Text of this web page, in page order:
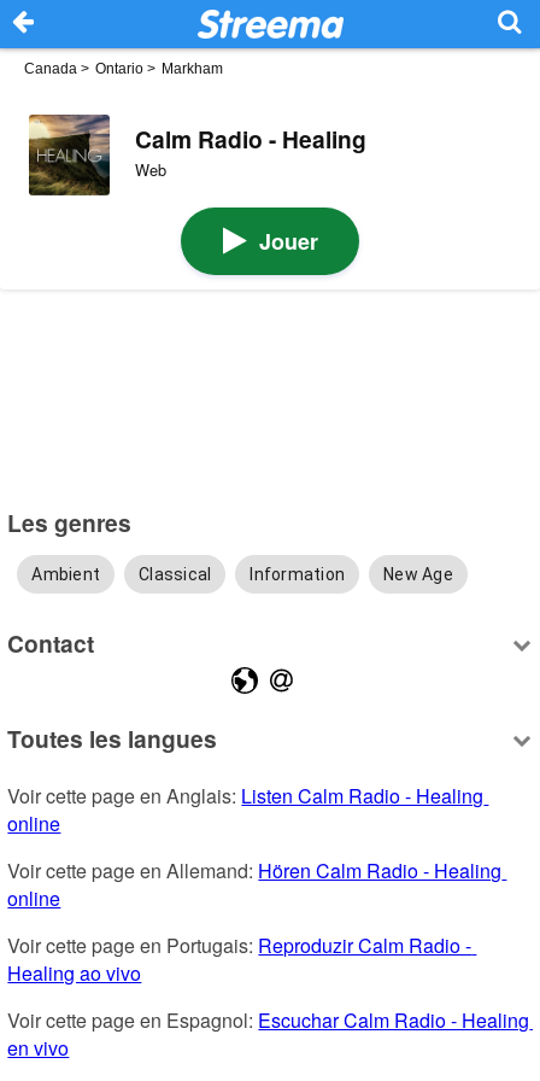
Canada > Ontario > Markham
Calm Radio - Healing
Web
Jouer
Les genres
Ambient Classical Information New Age
Contact
Toutes les langues
Voir cette page en Anglais: Listen Calm Radio - Healing
online
Voir cette page en Allemand: Hören Calm Radio - Healing
online
Voir cette page en Portugais: Reproduzir Calm Radio -
Healing ao vivo
Voir cette page en Espagnol: Escuchar Calm Radio - Healing
en vivo